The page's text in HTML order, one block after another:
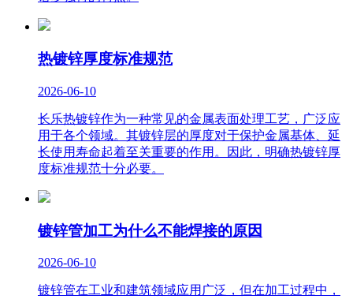
热镀锌厚度标准规范
2026-06-10
长乐热镀锌作为一种常见的金属表面处理工艺，广泛应
用于各个领域。其镀锌层的厚度对于保护金属基体、延
长使用寿命起着至关重要的作用。因此，明确热镀锌厚
度标准规范十分必要。
镀锌管加工为什么不能焊接的原因
2026-06-10
镀锌管在工业和建筑领域应用广泛，但在加工过程中，